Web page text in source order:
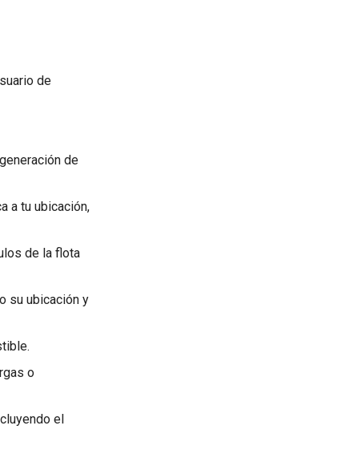
de
de
a tu ubicación,
de la flota
su ubicación y
o
el